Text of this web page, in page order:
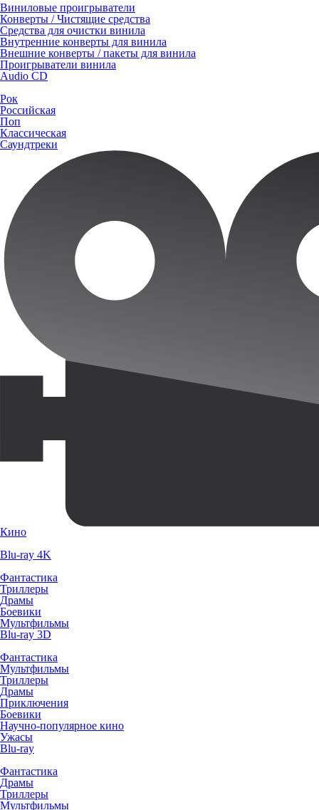
Виниловые проигрыватели
Конверты / Чистящие средства
Средства для очистки винила
Внутренние конверты для винила
Внешние конверты / пакеты для винила
Проигрыватели винила
Audio CD
Рок
Российская
Поп
Классическая
Саундтреки
Кино
Blu-ray 4K
Фантастика
Триллеры
Драмы
Боевики
Мультфильмы
Blu-ray 3D
Фантастика
Мультфильмы
Триллеры
Драмы
Приключения
Боевики
Научно-популярное кино
Ужасы
Blu-ray
Фантастика
Драмы
Триллеры
Мультфильмы